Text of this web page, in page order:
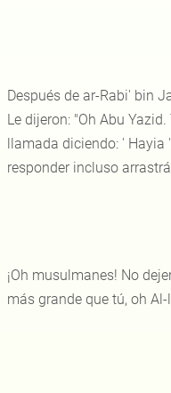
Después de ar-Rabi' bin
Le dijeron: "Oh Abu
llamada diciendo: ' Hayia
responder incluso
¡Oh musulmanes! No
más grande que tú, oh Al-